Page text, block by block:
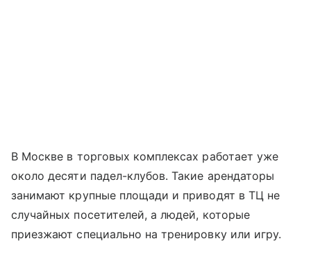
В Москве в торговых комплексах работает уже
около десяти падел-клубов. Такие арендаторы
занимают крупные площади и приводят в ТЦ не
случайных посетителей, а людей, которые
приезжают специально на тренировку или игру.